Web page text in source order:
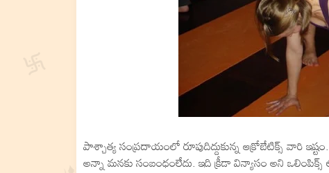
పాశ్చాత్య సంప్రదాయంలో రూపుదిద్దుకున్న ఆక్రోబేటిక్స్ వారి
అన్నా మనకు సంబంధంలేదు. ఇది క్రీడా విన్యాసం అని